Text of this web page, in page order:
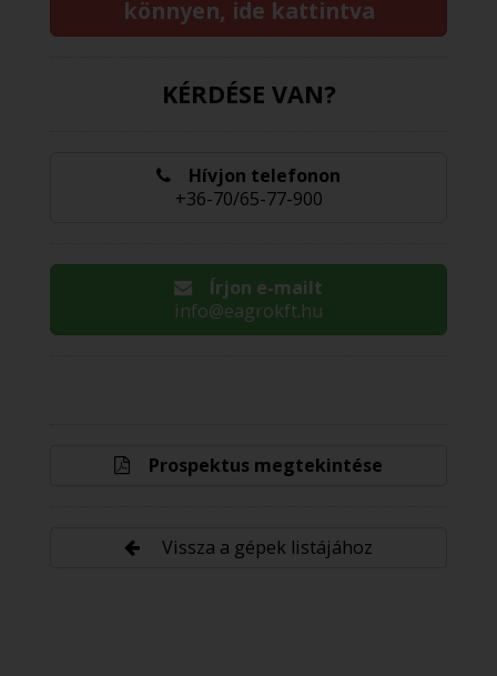
könnyen, ide kattintva
KÉRDÉSE VAN?
Hívjon telefonon
+36-70/65-77-900
Írjon e-mailt
info@eagrokft.hu
Prospektus megtekintése
Vissza a gépek listájához